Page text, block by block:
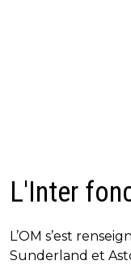
L'Inter
L’OM s’est
Sunderland et